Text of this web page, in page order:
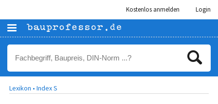
Kostenlos anmelden Login
Lexikon • Index S